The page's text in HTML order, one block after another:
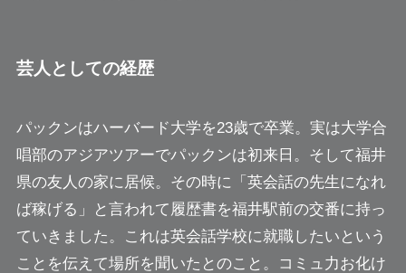
芸人としての経歴
パックンはハーバード大学を23歳で卒業。実は大学合
唱部のアジアツアーでパックンは初来日。そして福井
県の友人の家に居候。その時に「英会話の先生になれ
ば稼げる」と言われて 履歴書を福井駅前の交番に持っ
ていきました。
これは英会話学校に就職したいという
ことを伝えて場所を聞いたとのこと。コミュ力お化け